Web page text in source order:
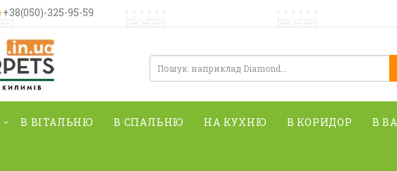
+38(050)-325-95-59
В ВІТАЛЬНЮ В СПАЛЬНЮ НА КУХНЮ В КОРИДОР В